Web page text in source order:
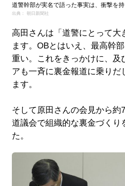
道警幹部が実名で語った事実は、衝撃を
出典： 朝日新聞社
高田さんは「道警にとって大
ます。OBとはいえ、最高幹
重い。これをきっかけに、及
アも一斉に裏金報道に乗りだ
ます。
そして原田さんの会見から約
道議会で組織的な裏金づくり
た。